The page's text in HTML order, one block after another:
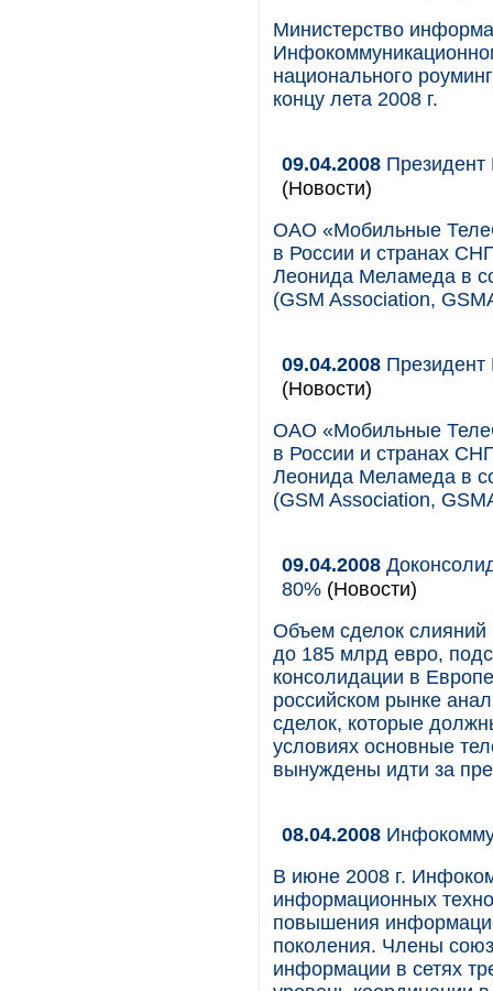
Министерство
национального
концу лета 2008 г.
09.04.2008
(Новости)
ОАО «Мобильные
в России и странах
Леонида Меламеда в
(GSM Association,
09.04.2008
(Новости)
ОАО «Мобильные
в России и странах
Леонида Меламеда в
(GSM Association,
09.04.2008
80% (Новости)
Объем сделок слияний
до 185 млрд евро,
консолидации в
российском рынке
сделок, которые
условиях основные
вынуждены идти за
08.04.2008
В июне 2008 г.
информационных
повышения
поколения. Члены
информации в сетях